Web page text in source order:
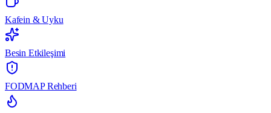
Kafein & Uyku
Besin Etkileşimi
FODMAP Rehberi